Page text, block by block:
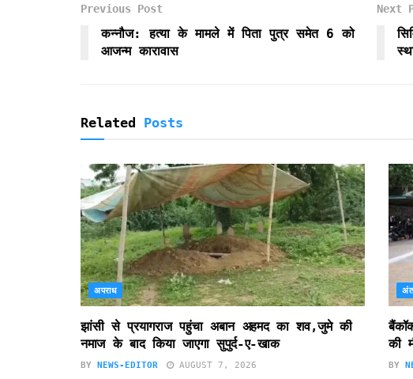
k
e
Previous Post
कन्नौज: हत्या के मामले में पिता पुत्र समेत 6 को
आजन्म कारावास
Next
Related Posts
अपराध
झांसी से प्रयागराज पहुंचा अबान अहमद का शव,जुमे की
नमाज के बाद किया जाएगा सुपुर्द-ए-खाक
BY NEWS-EDITOR AUGUST 7, 2026
की
BY